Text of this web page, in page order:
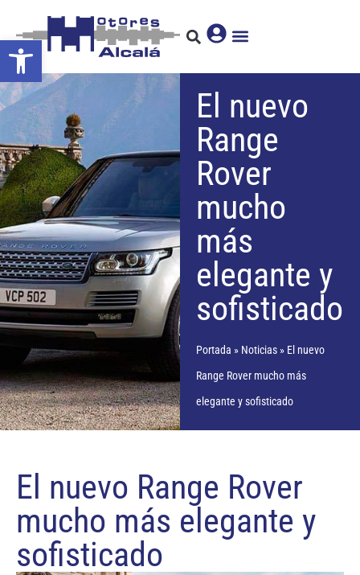
Abrir barra de herramientas
El nuevo
Range
Rover
mucho
más
elegante y
sofisticado
Portada » Noticias » El nuevo
Range Rover mucho más
elegante y sofisticado
El nuevo Range Rover
mucho más elegante y
sofisticado